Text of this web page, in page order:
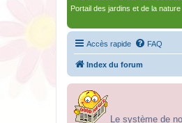
Portail des jardins et de la
Accès rapide FAQ
Index du forum
Le système de